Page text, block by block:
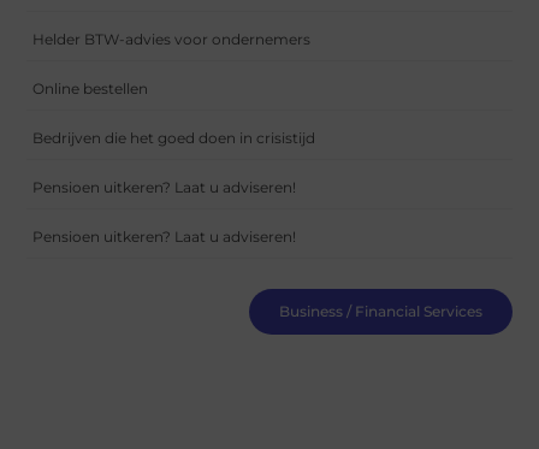
Helder BTW-advies voor ondernemers
Online bestellen
Bedrijven die het goed doen in crisistijd
Pensioen uitkeren? Laat u adviseren!
Pensioen uitkeren? Laat u adviseren!
Business / Financial Services